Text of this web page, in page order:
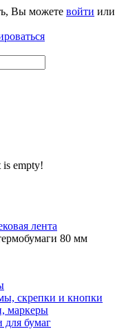
Вы можете войти или
is empty!
лента
80 мм
скрепки и кнопки
маркеры
для бумаг